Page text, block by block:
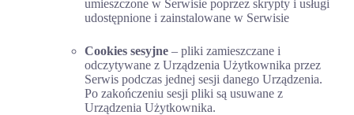
umieszczone w Serwisie poprzez skrypty i usługi
udostępnione i zainstalowane w Serwisie
Cookies sesyjne– pliki zamieszczane i
odczytywane z Urządzenia Użytkownika przez
Serwis podczas jednej sesji danego Urządzenia.
Po zakończeniu sesji pliki są usuwane z
Urządzenia Użytkownika.